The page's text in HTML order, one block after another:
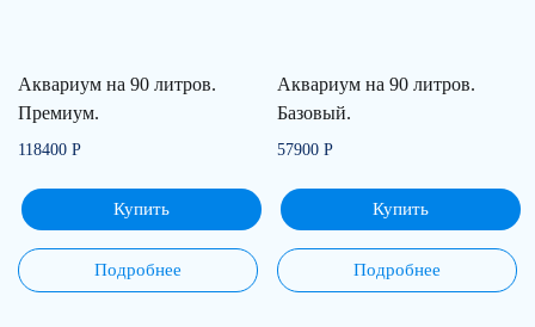
Аквариум на 90 литров.
Премиум.
118400 Р
Купить
Подробнее
Аквариум на 90 литров.
Базовый.
57900Р
Купить
Подробнее